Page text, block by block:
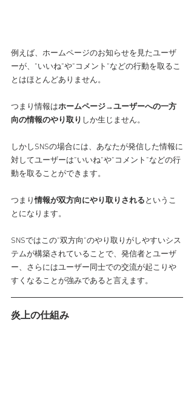
例えば、ホームページのお知らせを見たユーザ
ーが、”いいね”や”コメント”などの行動を取るこ
とはほとんどありません。
つまり情報はホームページ→ユーザーへの一方
向の情報のやり取り しか生じません。
しかしSNSの場合には、あなたが発信した情報に
対してユーザーは”いいね”や”コメント”などの行
動を取ることができます。
つまり情報が双方向にやり取りされるというこ
とになります。
SNSではこの”双方向”のやり取りがしやすいシス
テムが構築されていることで、発信者とユーザ
ー、さらにはユーザー同士での交流が起こりや
すくなることが強みであると言えます。
炎上の仕組み